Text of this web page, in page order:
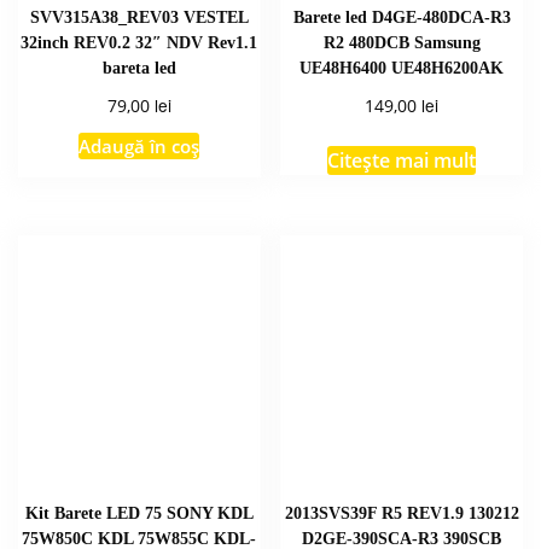
SVV315A38_REV03 VESTEL
32inch REV0.2 32″ NDV Rev1.1
bareta led
79,00 lei
Adaugă în coș
Barete led D4GE-480DCA-R3
R2 480DCB Samsung
UE48H6400 UE48H6200AK
149,00 lei
Citește mai mult
Kit Barete LED 75 SONY KDL
75W850C KDL 75W855C KDL-
2013SVS39F R5 REV1.9 130212
D2GE-390SCA-R3 390SCB